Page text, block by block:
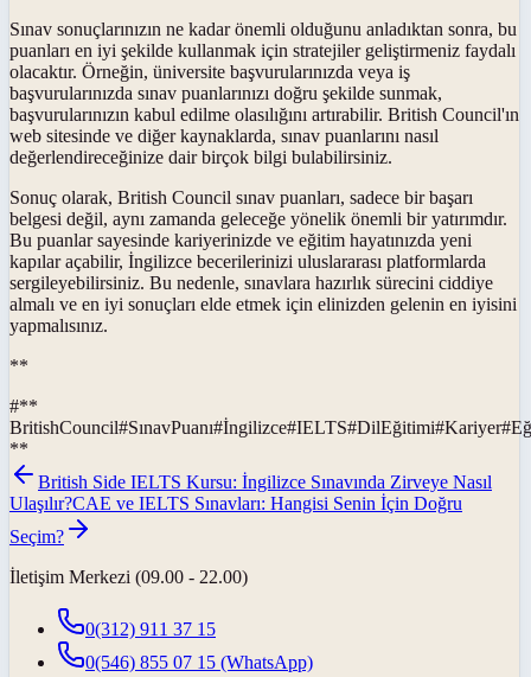
Sınav sonuçlarınızın ne kadar önemli olduğunu anladıktan sonra, bu
puanları en iyi şekilde kullanmak için stratejiler geliştirmeniz faydalı
olacaktır. Örneğin, üniversite başvurularınızda veya iş
başvurularınızda sınav puanlarınızı doğru şekilde sunmak,
başvurularınızın kabul edilme olasılığını artırabilir. British Council'ın
web sitesinde ve diğer kaynaklarda, sınav puanlarını nasıl
değerlendireceğinize dair birçok bilgi bulabilirsiniz.
Sonuç olarak, British Council sınav puanları, sadece bir başarı
belgesi değil, aynı zamanda geleceğe yönelik önemli bir yatırımdır.
Bu puanlar sayesinde kariyerinizde ve eğitim hayatınızda yeni
kapılar açabilir, İngilizce becerilerinizi uluslararası platformlarda
sergileyebilirsiniz. Bu nedenle, sınavlara hazırlık sürecini ciddiye
almalı ve en iyi sonuçları elde etmek için elinizden gelenin en iyisini
yapmalısınız.
**
#**
BritishCouncil#SınavPuanı#İngilizce#IELTS#DilEğitimi#Kariyer#
**
British Side IELTS Kursu: İngilizce Sınavında Zirveye Nasıl
Ulaşılır?CAE ve IELTS Sınavları: Hangisi Senin İçin Doğru
Seçim?
İletişim Merkezi (09.00 - 22.00)
0(312) 911 37 15
0(546) 855 07 15 (WhatsApp)